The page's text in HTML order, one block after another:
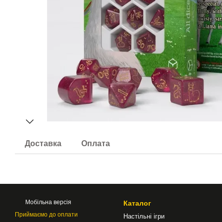
Доставка Оплата
Мобільна версія
Приймаємо до оплати
Каталог
Настільні ігри